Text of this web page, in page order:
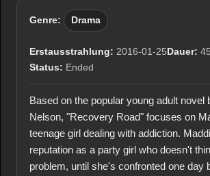
Genre: Drama
Erstausstrahlung: 2016-01-25Dauer:
Status: Ended
Based on the popular young adult novel
Nelson, "Recovery Road" focuses on
teenage girl dealing with addiction.
reputation as a party girl who doesn't
problem, until she's confronted one day